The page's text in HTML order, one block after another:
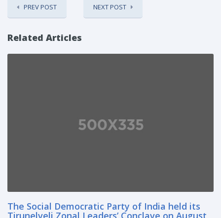
PREV POST NEXT POST
Related Articles
The Social Democratic Party of India held its
Tirunelveli Zonal Leaders’ Conclave on August